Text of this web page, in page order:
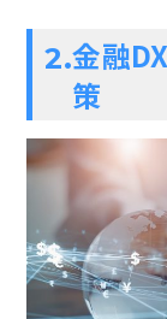
2.金融
策